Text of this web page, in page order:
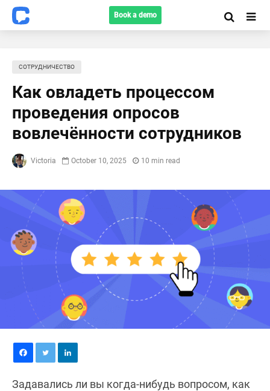
Book a demo
СОТРУДНИЧЕСТВО
Как овладеть процессом
проведения опросов
вовлечённости сотрудников
Victoria October 10, 2025 10 min read
Задавались ли вы когда-нибудь вопросом, как